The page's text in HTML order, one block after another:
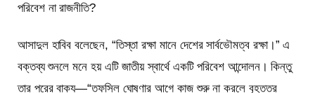
পরিবেশ না রাজনীতি?
আসাদুল হাবিব বলেছেন, “তিস্তা রক্ষা মানে দেশের সার্বভৌমত্ব রক্ষা।” এ
বক্তব্য শুনলে মনে হয় এটি জাতীয় স্বার্থে একটি পরিবেশ আন্দোলন। কিন্তু
তার পরের বাক্য—“তফসিল ঘোষণার আগে কাজ শুরু না করলে বৃহত্তর